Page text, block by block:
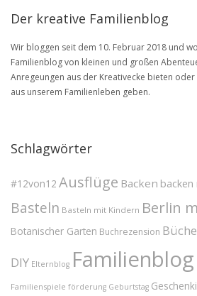
Der kreative Familienblog
Wir bloggen seit dem 10. Februar 2018 und
Familienblog von kleinen und großen
Anregeungen aus der Kreativecke bieten
aus unserem Familienleben geben.
Schlagwörter
#12von12 Ausflüge Backen
Basteln Basteln mit Kindern Berlin
Botanischer Garten Buchrezension
DIY Elternblog Familienblog
Familienspiele förderung Geburtstag